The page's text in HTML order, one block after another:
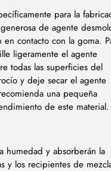
para la
de agente
contacto con la goma.
ligeramente el agente
todas las superficies del
y deje secar el agente
una pequeña
de este material.
humedad y absorberán la
y los recipientes de